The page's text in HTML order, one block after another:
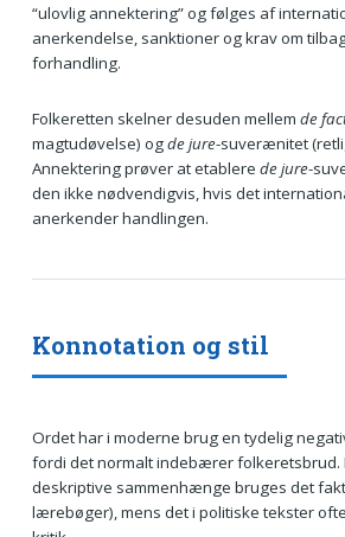
“ulovlig annektering” og følges af
anerkendelse, sanktioner og krav om
forhandling.
Folkeretten skelner desuden mellem de
magtudøvelse) ogde jure-suverænitet
Annektering prøver at etablere de jure-
den ikke nødvendigvis, hvis det
anerkender handlingen.
Konnotation og stil
Ordet har i moderne brug en tydelig
fordi det normalt indebærer folkeretsbrud.
deskriptive sammenhænge bruges det
lærebøger), mens det i politiske tekster